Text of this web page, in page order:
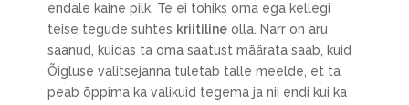
endale kaine pilk. Te ei tohiks oma ega kellegi
teise tegude suhtes kriitilineolla. Narr on aru
saanud, kuidas ta oma saatust määrata saab, kuid
Õigluse valitsejanna tuletab talle meelde, et ta
peab õppima ka valikuid tegema ja nii endi kui ka